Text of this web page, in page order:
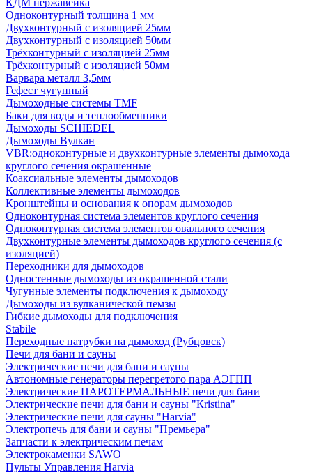
КДМ нержавейка
Одноконтурный толщина 1 мм
Двухконтурный с изоляцией 25мм
Двухконтурный с изоляцией 50мм
Трёхконтурный с изоляцией 25мм
Трёхконтурный с изоляцией 50мм
Варвара металл 3,5мм
Гефест чугунный
Дымоходные системы TMF
Баки для воды и теплообменники
Дымоходы SCHIEDEL
Дымоходы Вулкан
VBR:одноконтурные и двухконтурные элементы дымохода
круглого сечения окрашенные
Коаксиальные элементы дымоходов
Коллективные элементы дымоходов
Кронштейны и основания к опорам дымоходов
Одноконтурная система элементов круглого сечения
Одноконтурная система элементов овального сечения
Двухконтурные элементы дымоходов круглого сечения (с
изоляцией)
Переходники для дымоходов
Одностенные дымоходы из окрашенной стали
Чугунные элементы подключения к дымоходу
Дымоходы из вулканической пемзы
Гибкие дымоходы для подключения
Stabile
Переходные патрубки на дымоход (Рубцовск)
Печи для бани и сауны
Электрические печи для бани и сауны
Автономные генераторы перегретого пара АЭГПП
Электрические ПАРОТЕРМАЛЬНЫЕ печи для бани
Электрические печи для бани и сауны "Кristina"
Электрические печи для сауны "Harvia"
Электропечь для бани и сауны "Премьера"
Запчасти к электрическим печам
Электрокаменки SAWO
Пульты Управления Harvia